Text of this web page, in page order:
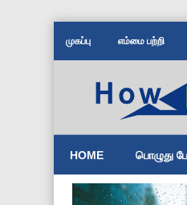
முகப்பு எம்மை பற்றி
HOME பொழுது